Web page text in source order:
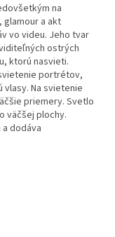
na
a akt
vo videu. Jeho tvar
ostrých
ktorú nasvieti.
portrétov,
Na svietenie
priemery. Svetlo
väčšej plochy.
dodáva